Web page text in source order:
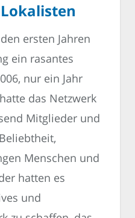
ersten Jahren
ein rasantes
nur ein Jahr
das Netzwerk
Mitglieder und
Menschen und
hatten es
und